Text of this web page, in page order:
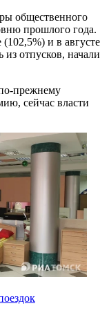
общественного
прошлого года.
и в августе
из отпусков, начали
прежнему
сейчас власти